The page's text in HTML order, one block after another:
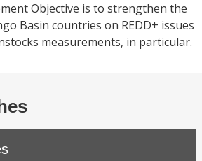
Objective is to strengthen the
Basin countries on REDD+ issues
measurements, in particular.